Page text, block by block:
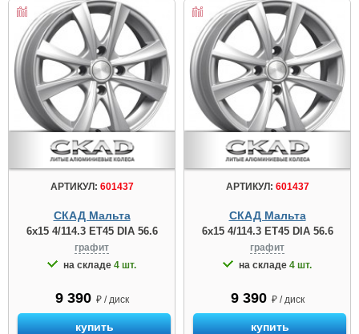
АРТИКУЛ: 601437
СКАД Мальта
6x15 4/114.3 ET45 DIA 56.6
графит
на складе 4 шт.
9 390 ₽ / диск
купить
АРТИКУЛ: 601437
СКАД Мальта
6x15 4/114.3 ET45 DIA 56.6
графит
на складе 4 шт.
9 390 ₽ / диск
купить